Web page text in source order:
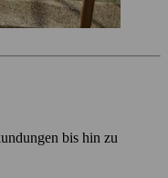
bis hin zu